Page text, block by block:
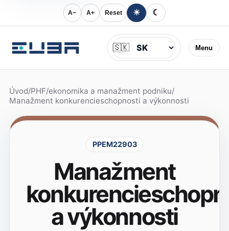
A− A+ Reset ☀ ☾
Menu
Jazyk
🇸🇰
Úvod/PHF/ekonomika a manažment podniku/
Manažment konkurencieschopnosti a výkonnosti
PPEM22903
Manažment
a výkonnosti